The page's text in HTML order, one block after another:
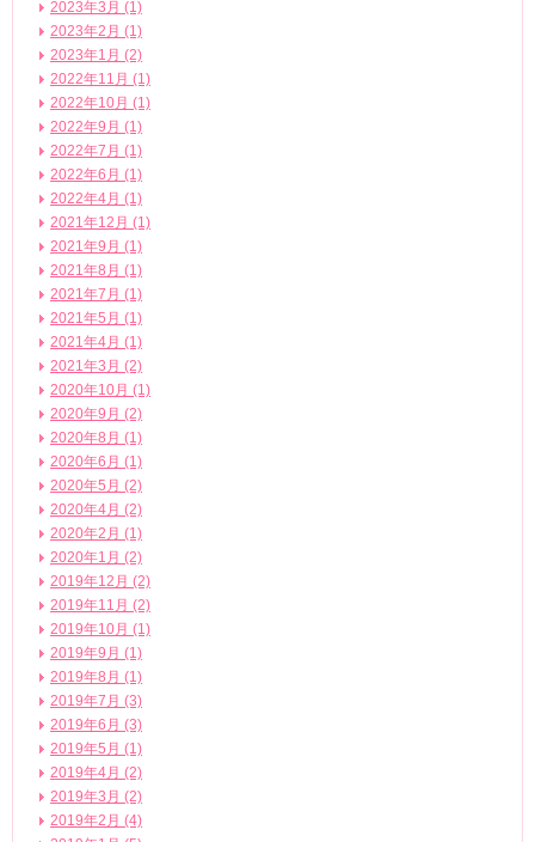
2023年3月 (1)
2023年2月 (1)
2023年1月 (2)
2022年11月 (1)
2022年10月 (1)
2022年9月 (1)
2022年7月 (1)
2022年6月 (1)
2022年4月 (1)
2021年12月 (1)
2021年9月 (1)
2021年8月 (1)
2021年7月 (1)
2021年5月 (1)
2021年4月 (1)
2021年3月 (2)
2020年10月 (1)
2020年9月 (2)
2020年8月 (1)
2020年6月 (1)
2020年5月 (2)
2020年4月 (2)
2020年2月 (1)
2020年1月 (2)
2019年12月 (2)
2019年11月 (2)
2019年10月 (1)
2019年9月 (1)
2019年8月 (1)
2019年7月 (3)
2019年6月 (3)
2019年5月 (1)
2019年4月 (2)
2019年3月 (2)
2019年2月 (4)